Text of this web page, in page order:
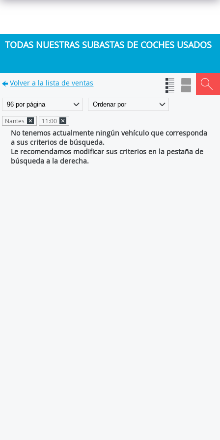
TODAS NUESTRAS SUBASTAS DE COCHES USADOS
Volver a la lista de ventas
Nantes 11:00
No tenemos actualmente ningún vehículo que corresponda
a sus criterios de búsqueda.
Le recomendamos modificar sus criterios en la pestaña de
búsqueda a la derecha.